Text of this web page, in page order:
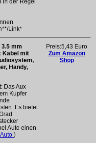
in der Regel
Link*
mm
Kabel mit
Handy,
Das Aux
Kupfer
Es bietet
Auto einen
)
Preis:5,43 Euro
Zum Amazon
Shop